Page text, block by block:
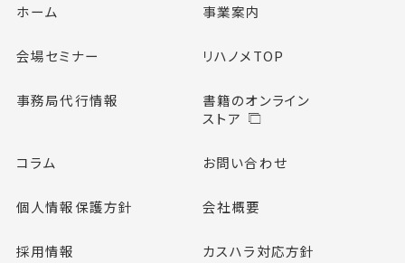
ホーム 事業案内
会場セミナー リハノメTOP
事務局代行情報
書籍のオンライン
ストア
コラム お問い合わせ
個人情報保護方針 会社概要
採用情報 カスハラ対応方針